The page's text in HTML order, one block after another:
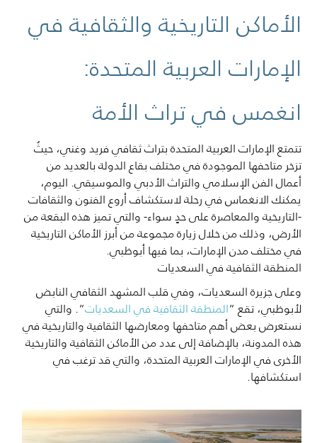
الأماكن التاريخية والثقافية في
الإمارات العربية المتحدة:
انغمس في تراث الأمة
تتمتع الإمارات العربية المتحدة بتراث ثقافي فريد وغني، حيثُ
تزخر متاحفها الموجودة في مختلف بقاع الدولة بالعديد من
أعمال الفن الإسلامي والتراث الأدبي والموسيقي. اليوم،
يمكنك الانغماس في رحلة لاستكشاف أروع الفنون والثقافات
-التاريخية والمعاصرة على حدٍ سواء- والتي تميز هذه البقعة من
الأرض، وذلك من خلال زيارة مجموعة من أبرز الأماكن التاريخية
في مختلف مدن الإمارات، بما فيها أبوظبي.
المنطقة الثقافية في السعديات
وعلى جزيرة السعديات، وفي قلب المشهد الثقافي النابض
لأبوظبي، تقع “المنطقة الثقافية في السعديات“. والتي
نستعرض بعض أهم متاحفها ومعارضها الثقافية والتاريخية في
هذه المدونة، بالإضافة إلى عدد من الأماكن الثقافية والتاريخية
الأخرى في الإمارات العربية المتحدة، والتي قد ترغب في
استكشافها.